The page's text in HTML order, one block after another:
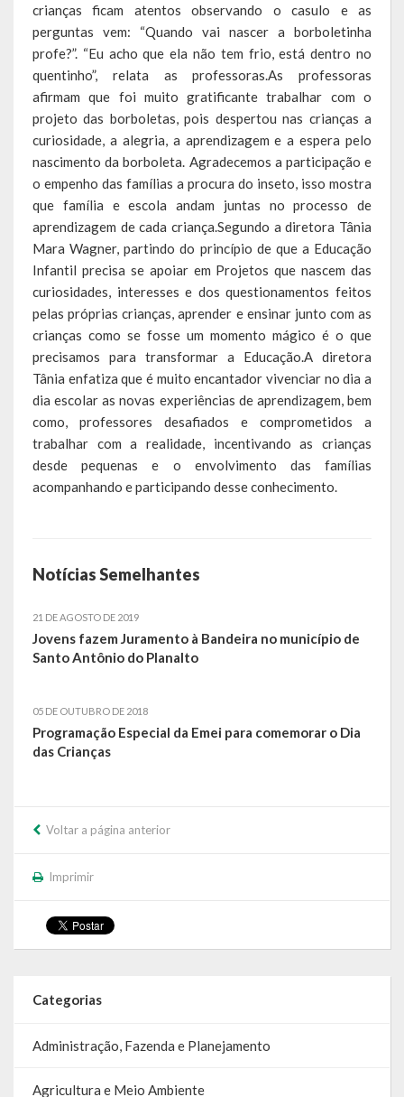
Conselhos Municipais
Planos
Contas Públicas
Demonstrativos Contábeis
Prestação de Contas
Leis Orçamentárias
Leis e Decretos
Relatório Circunstanciado
Editais
RGF
RREO
Transparência
SIC
Contratos
Processo Seletivo
crianças ficam atentos observando o casulo e as
perguntas vem: “Quando vai nascer a borboletinha
profe?”. “Eu acho que ela não tem frio, está dentro no
quentinho”, relata as professoras.As professoras
afirmam que foi muito gratificante trabalhar com o
projeto das borboletas, pois despertou nas crianças a
curiosidade, a alegria, a aprendizagem e a espera pelo
nascimento da borboleta. Agradecemos a participação e
o empenho das famílias a procura do inseto, isso mostra
que família e escola andam juntas no processo de
aprendizagem de cada criança.Segundo a diretora Tânia
Mara Wagner, partindo do princípio de que a Educação
Infantil precisa se apoiar em Projetos que nascem das
curiosidades, interesses e dos questionamentos feitos
pelas próprias crianças, aprender e ensinar junto com as
crianças como se fosse um momento mágico é o que
precisamos para transformar a Educação.A diretora
Tânia enfatiza que é muito encantador vivenciar no dia a
dia escolar as novas experiências de aprendizagem, bem
como, professores desafiados e comprometidos a
trabalhar com a realidade, incentivando as crianças
desde pequenas e o envolvimento das famílias
acompanhando e participando desse conhecimento.
Notícias Semelhantes
21 DE AGOSTO DE 2019
Jovens fazem Juramento à Bandeira no município de
Santo Antônio do Planalto
05 DE OUTUBRO DE 2018
Programação Especial da Emei para comemorar o Dia
das Crianças
Voltar a página anterior
Imprimir
Categorias
Administração, Fazenda e Planejamento
Agricultura e Meio Ambiente